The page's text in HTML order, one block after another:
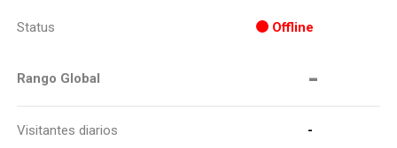
Status Offline
Rango Global -
Visitantes diarios
-